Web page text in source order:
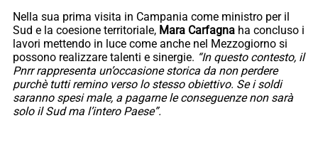
Nella sua prima visita in Campania come ministro per il
Sud e la coesione territoriale, Mara Carfagna ha concluso i
lavori mettendo in luce come anche nel Mezzogiorno si
possono realizzare talenti e sinergie. “In questo contesto, il
Pnrr rappresenta un’occasione storica da non perdere
purchè tutti remino verso lo stesso obiettivo. Se i soldi
saranno spesi male, a pagarne le conseguenze non sarà
solo il Sud ma l’intero Paese”.